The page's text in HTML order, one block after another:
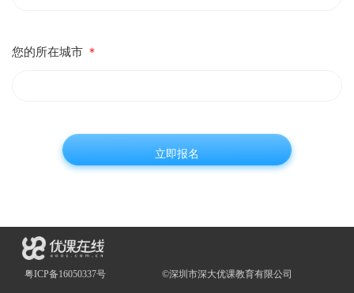
您的所在城市 ＊
粤ICP备16050337号 ©深圳市深大优课教育有限公司